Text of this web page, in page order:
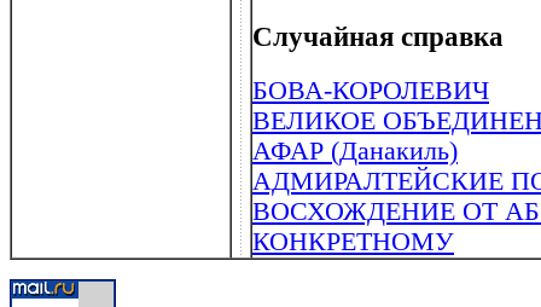
Случайная справка
БОВА-КОРОЛЕВИЧ
ВЕЛИКОЕ
АФАР (Данакиль)
АДМИРАЛТЕЙСКИЕ
ВОСХОЖДЕНИЕ ОТ
КОНКРЕТНОМУ